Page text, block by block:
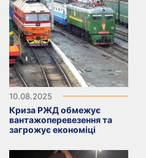
10.08.2025
Криза РЖД обмежує
вантажоперевезення та
загрожує економіці